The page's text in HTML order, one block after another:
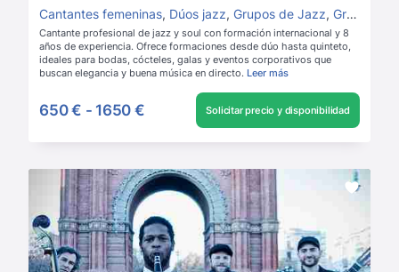
Cantantes femeninas, Dúos jazz, Grupos de Jazz, Grupos de Soul
Cantante profesional de jazz y soul con formación internacional y 8
años de experiencia. Ofrece formaciones desde dúo hasta quinteto,
ideales para bodas, cócteles, galas y eventos corporativos que
buscan elegancia y buena música en directo. Leer más
650 € - 1650 € Solicitar precio y disponibilidad